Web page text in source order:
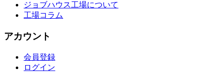
ジョブハウス工場について
工場コラム
アカウント
会員登録
ログイン